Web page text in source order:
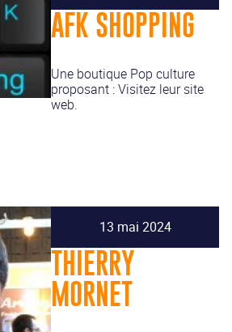
AFK SHOPPING
Une boutique Pop culture
proposant : Visitez leur site
web.
13 mai 2024
THIERRY
MORNET